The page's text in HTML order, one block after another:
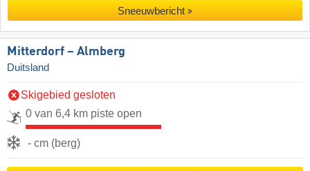
Sneeuwbericht
Mitterdorf – Almberg
Duitsland
Skigebied gesloten
0 van 6,4 km piste open
- cm (berg)